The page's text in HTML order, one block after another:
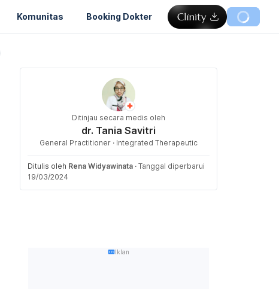
Komunitas Booking Dokter
Ditinjau secara medis oleh
dr. Tania Savitri
General Practitioner · Integrated Therapeutic
Ditulis oleh Rena Widyawinata · Tanggal diperbarui
19/03/2024
Iklan